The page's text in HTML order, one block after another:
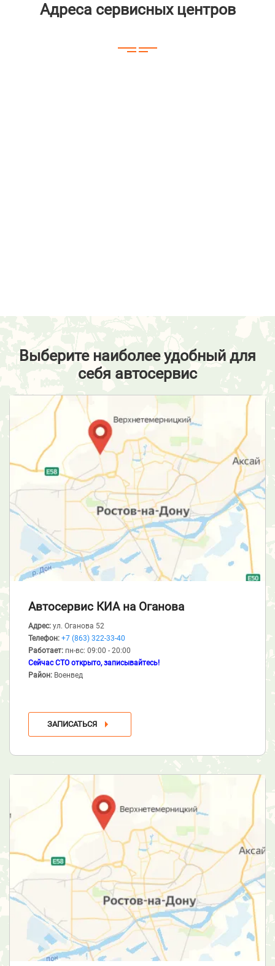
Адреса сервисных центров
Выберите наиболее удобный для
себя автосервис
Автосервис КИА на Оганова
Адрес: ул. Оганова 52
Телефон: +7 (863) 322-33-40
Работает: пн-вс: 09:00 - 20:00
Сейчас СТО открыто, записывайтесь!
Район: Военвед
ЗАПИСАТЬСЯ